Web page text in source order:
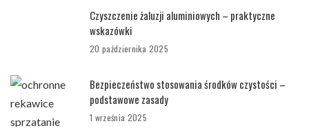
Czyszczenie żaluzji aluminiowych – praktyczne
wskazówki
20 października 2025
Bezpieczeństwo stosowania środków czystości –
podstawowe zasady
1 września 2025